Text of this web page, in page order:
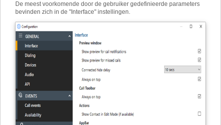
De meest voorkomende door de gebruiker gedefinieerde parameters
bevinden zich in de "Interface" instellingen.